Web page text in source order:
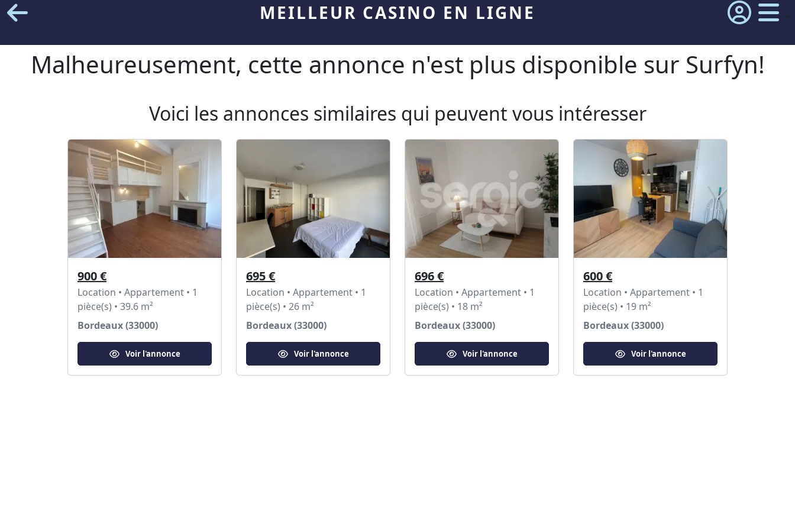
MEILLEUR CASINO EN LIGNE
Malheureusement, cette annonce n'est plus disponible sur Surfyn!
Voici les annonces similaires qui peuvent vous intéresser
900 €
Location • Appartement • 1
pièce(s) • 39.6 m²
Bordeaux (33000)
Voir l'annonce
695 €
Location • Appartement • 1
pièce(s) • 26 m²
Bordeaux (33000)
Voir l'annonce
696 €
Location • Appartement • 1
pièce(s) • 18 m²
Bordeaux (33000)
Voir l'annonce
600 €
Location • Appartement • 1
pièce(s) • 19 m²
Bordeaux (33000)
Voir l'annonce